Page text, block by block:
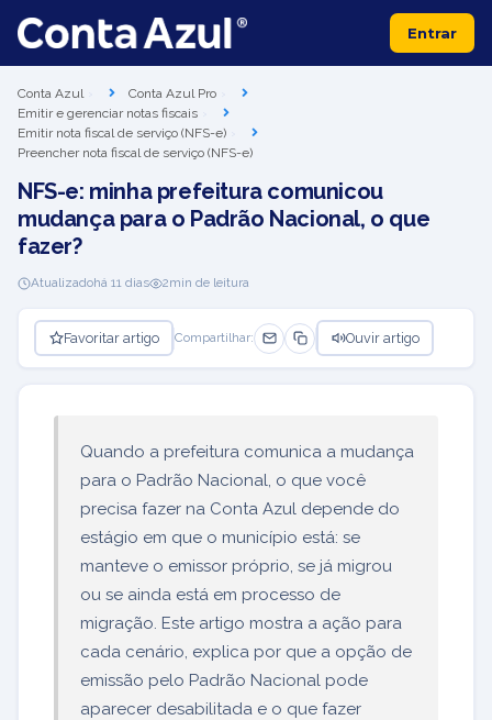
Entrar
Conta Azul
Conta Azul Pro
Emitir e gerenciar notas fiscais
Emitir nota fiscal de serviço (NFS-e)
Preencher nota fiscal de serviço (NFS-e)
NFS-e: minha prefeitura comunicou
mudança para o Padrão Nacional, o que
fazer?
Atualizadohá 11 dias 2min de leitura
Favoritar artigo Compartilhar: Ouvir artigo
Quando a prefeitura comunica a mudança
para o Padrão Nacional, o que você
precisa fazer na Conta Azul depende do
estágio em que o município está: se
manteve o emissor próprio, se já migrou
ou se ainda está em processo de
migração. Este artigo mostra a ação para
cada cenário, explica por que a opção de
emissão pelo Padrão Nacional pode
aparecer desabilitada e o que fazer